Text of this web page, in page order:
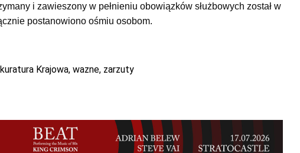
i zawieszony w pełnieniu obowiązków służbowych został w
postanowiono ośmiu osobom.
Krajowa, wazne, zarzuty